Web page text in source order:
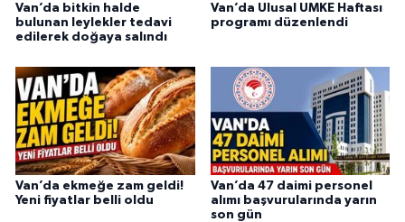
Van’da bitkin halde
bulunan leylekler tedavi
edilerek doğaya salındı
Van’da Ulusal UMKE Haftası
programı düzenlendi
Van’da ekmeğe zam geldi!
Yeni fiyatlar belli oldu
Van’da 47 daimi personel
alımı başvurularında yarın
son gün